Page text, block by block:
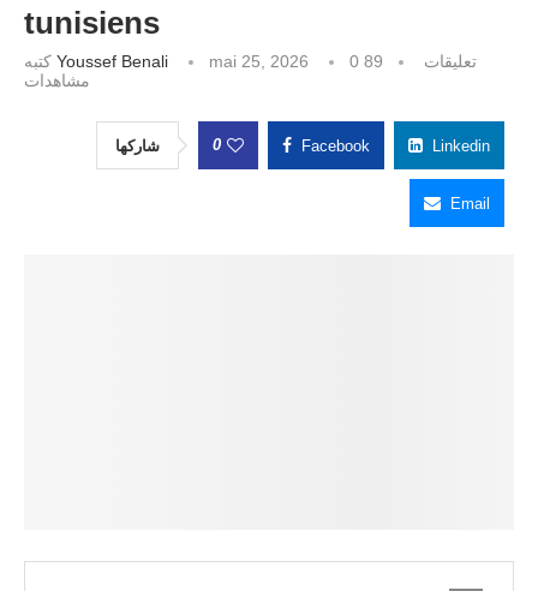
tunisiens
Youssef Benali mai 25, 2026 0 تعليقات
89
مشاهدات
شاركها 0 Facebook Linkedin
Email